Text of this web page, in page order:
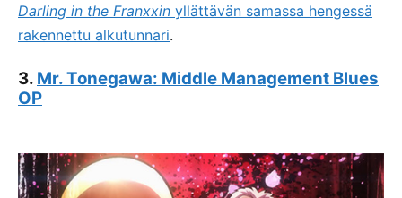
Darling in the Franxxin yllättävän samassa hengessä
rakennettu alkutunnari.
3. Mr. Tonegawa: Middle Management Blues
OP